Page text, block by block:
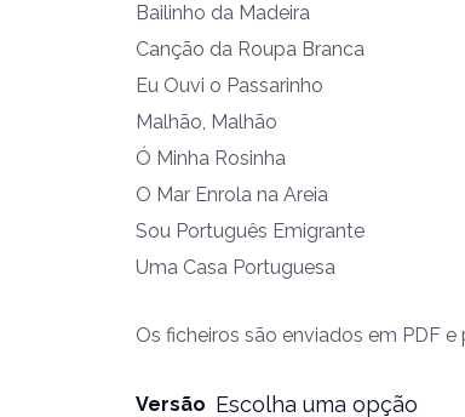
Bailinho da Madeira
Canção da Roupa Branca
Eu Ouvi o Passarinho
Malhão, Malhão
Ó Minha Rosinha
O Mar Enrola na Areia
Sou Português Emigrante
Uma Casa Portuguesa
Os ficheiros são enviados em PDF
Versão